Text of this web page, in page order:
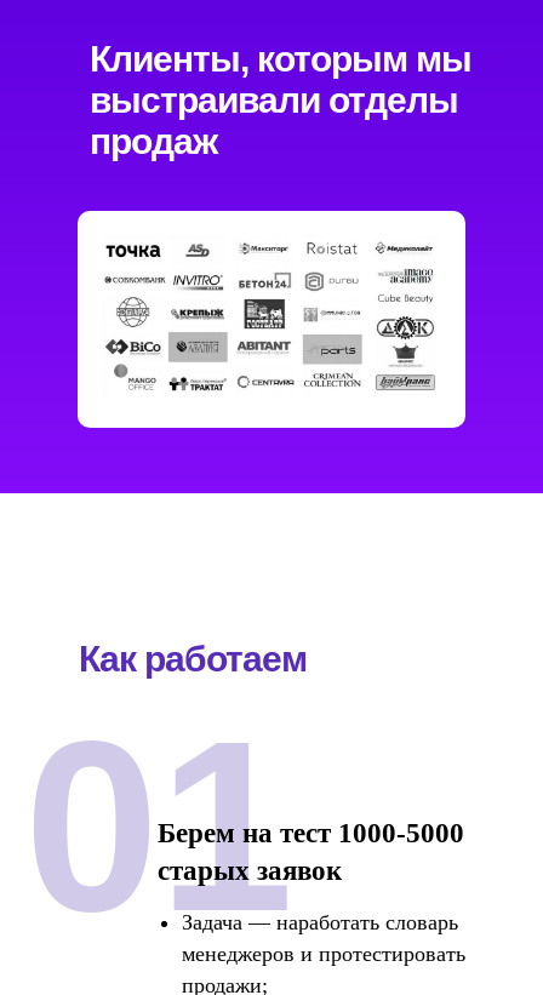
Клиенты, которым мы
выстраивали отделы
продаж
Как работаем
Берем на тест 1000-5000
старых заявок
Задача — наработать словарь
менеджеров и протестировать
продажи;
01